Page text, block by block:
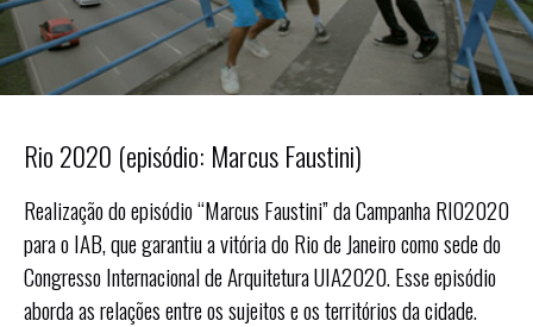
Rio 2020 (episódio: Marcus Faustini)
Realização do episódio “Marcus Faustini” da Campanha RIO2020
para o IAB, que garantiu a vitória do Rio de Janeiro como sede do
Congresso Internacional de Arquitetura UIA2020. Esse episódio
aborda as relações entre os sujeitos e os territórios da cidade.